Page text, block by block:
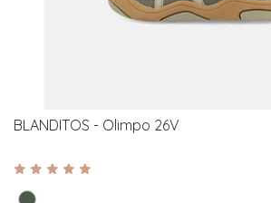
BLANDITOS - Olimpo 26V